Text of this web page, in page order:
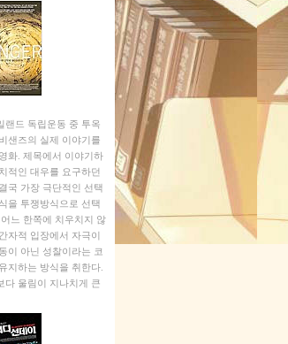
랜드 독립운동 중 투옥
샌즈의 실제 이야기를
화. 제목에서 이야기하
적인 대우를 요구하던
국 가장 극단적인 선택
을 투쟁방식으로 선택
느 한쪽에 치우치지 않
자적 입장에서 자극이
이 아닌 성찰이라는 코
지하는 방식을 취한다.
다 울림이 지나치게 큰